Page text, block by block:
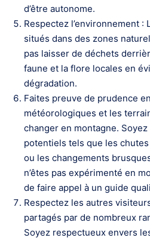
d’être autonome.
Respectez l’environnement
situés dans des zones
pas laisser de déchets
faune et la flore locales en
dégradation.
Faites preuve de prudence
météorologiques et les
changer en montagne.
potentiels tels que les
ou les changements
n’êtes pas expérimenté en
de faire appel à un guide
Respectez les autres
partagés par de nombreux
Soyez respectueux envers